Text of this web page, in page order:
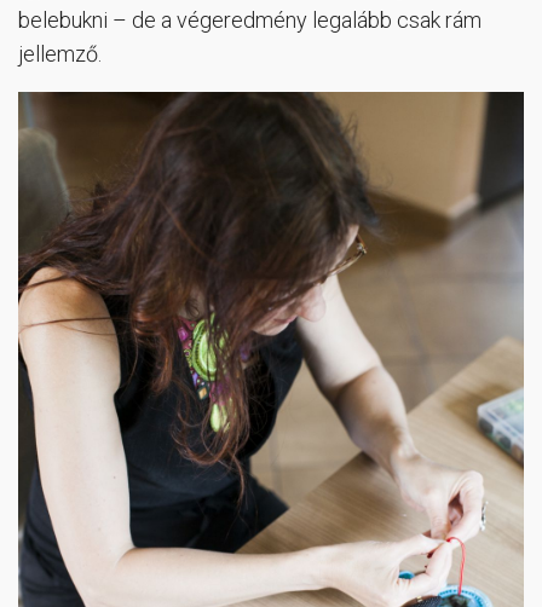
belebukni – de a végeredmény legalább csak rám
jellemző.